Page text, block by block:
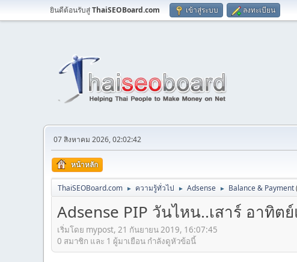
ยินดีต้อนรับสู่ThaiSEOBoard.com เข้าสู่ระบบ ลงทะเบียน
07 สิงหาคม 2026, 02:02:42
หน้าหลัก
ThaiSEOBoard.com ► ความรู้ทั่วไป ► Adsense ► Balance & Payment
Adsense PIP วันไหน..เสาร์ อาทิต
เริ่มโดย mypost, 21 กันยายน 2019, 16:07:45
0 สมาชิก และ 1 ผู้มาเยือน กำลังดูหัวข้อนี้